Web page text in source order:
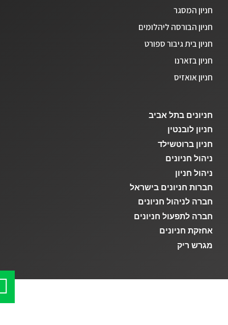
חניון המסגר
חניון הבורסה ליהלומים
חניון בית גיבור ספורט
חניון בזארנו
חניון אואזיס
חניונים בתל אביב
חניון לובנטין
חניון ברוטשילד
ניהול חניונים
ניהול חניון
חברות חניונים בישראל
חברה לניהול חניונים
חברה לתפעול חניונים
אחזקת חניונים
מגרש ריק